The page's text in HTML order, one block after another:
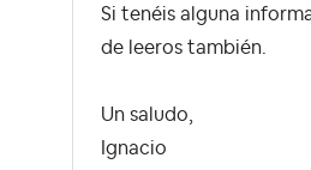
Si tenéis alguna
de leeros también.
Un saludo,
Ignacio